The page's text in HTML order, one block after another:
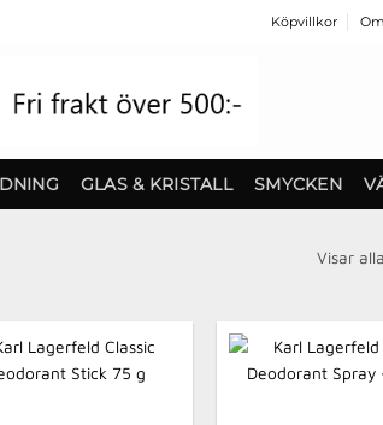
Köpvillkor
GLAS & KRISTALL SMYCKEN
Visar
Finns i lager!